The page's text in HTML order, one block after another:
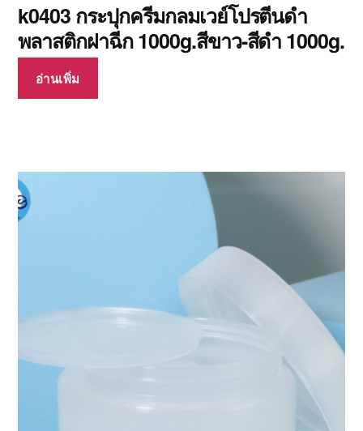
k0403 กระปุกครีมกลมเวย์โปรตีนดำ
พลาสติกฝาฉีก 1000g.สีขาว-สีดำ 1000g.
อ่านเพิ่ม